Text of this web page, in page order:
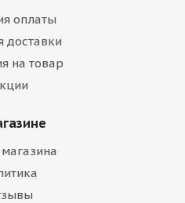
оплаты
доставки
на товар